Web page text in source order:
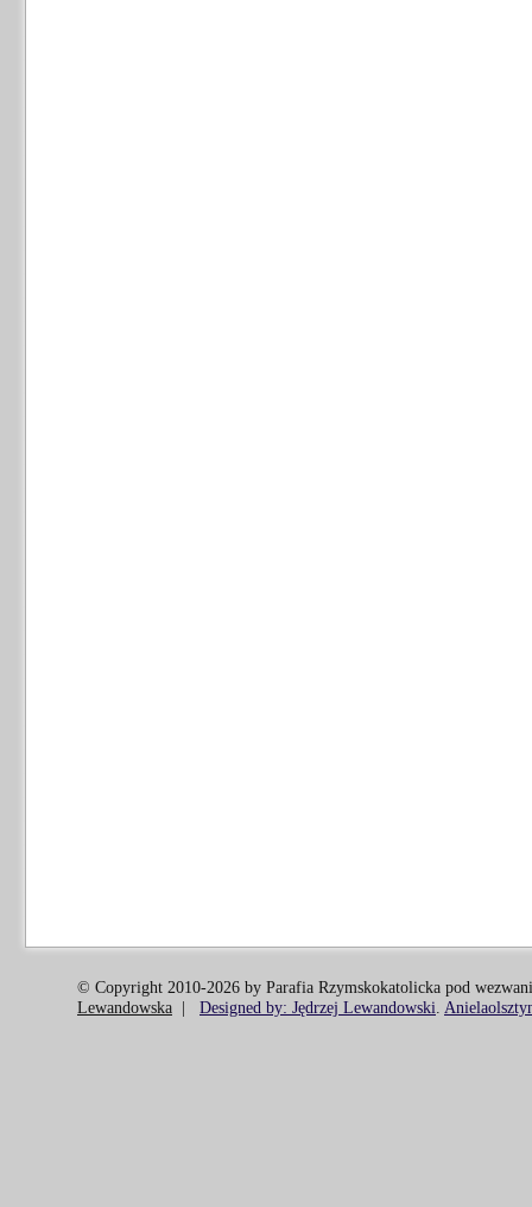
© Copyright 2010-2026 by Parafia Rzymskokatolicka pod
Lewandowska | Designed by: Jędrzej Lewandowski